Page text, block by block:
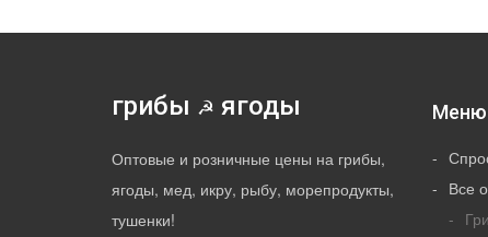
грибы ☭ ягоды
Оптовые и розничные цены на грибы,
ягоды, мед, икру, рыбу, морепродукты,
тушенки!
Меню
Все